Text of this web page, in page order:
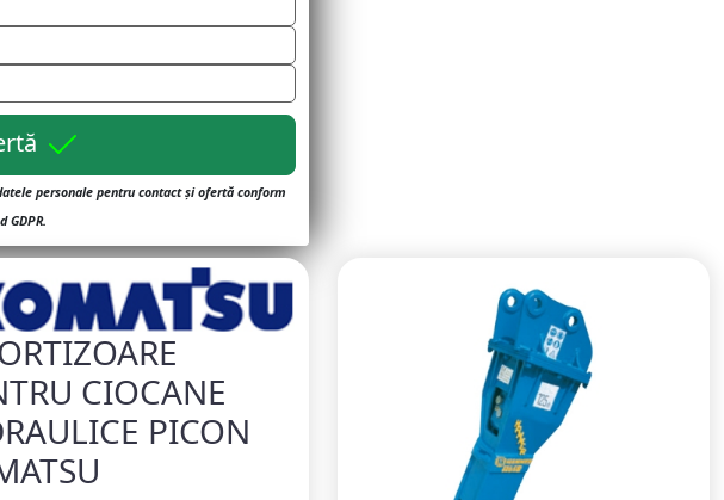
personale pentru contact și ofertă conform
GDPR.
CIOCANE
PICON